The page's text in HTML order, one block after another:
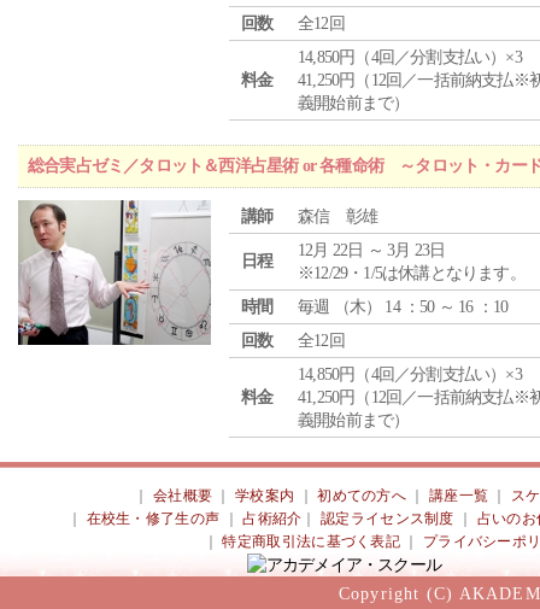
回数
全12回
料金
14,850円（4回／分割支払い）×3
41,250円（12回／一括前納支払※
義開始前まで）
総合実占ゼミ／タロット＆西洋占星術 or 各種命術 ～タロット・カー
講師 森信 彰雄
日程
12月 22日 ～ 3月 23日
※12/29・1/5は休講となります。
時間
毎週 （木） 14 ：50 ～ 16 ：10
回数
全12回
料金
14,850円（4回／分割支払い）×3
41,250円（12回／一括前納支払※
義開始前まで）
会社概要 ｜学校案内 ｜初めての方へ 講座一覧
ス
在校生・修了生の声 ｜占術紹介 ｜認定ライセンス制度
占いのお
｜特定商取引法に基づく表記 プライバシーポ
Copyright (C)